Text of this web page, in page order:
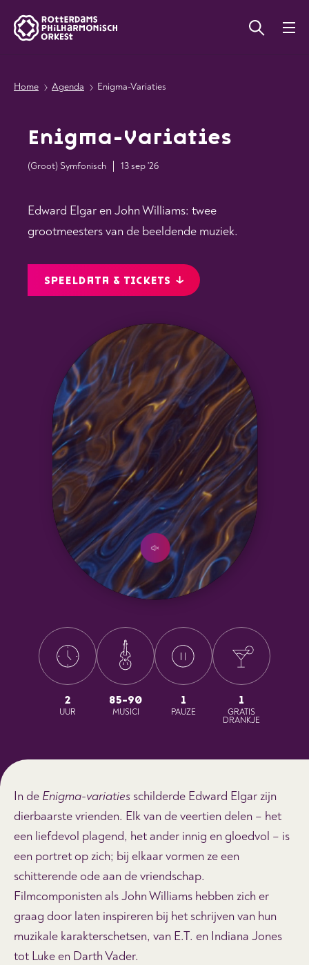
Home Agenda Enigma-Variaties
Enigma-Variaties
(Groot) Symfonisch 13 sep '26
Edward Elgar en John Williams: twee
grootmeesters van de beeldende muziek.
SPEELDATA & TICKETS
2
UUR
85-90
MUSICI
1
PAUZE
1
GRATIS
DRANKJE
In de Enigma-variaties schilderde Edward Elgar zijn
dierbaarste vrienden. Elk van de veertien delen – het
een liefdevol plagend, het ander innig en gloedvol – is
een portret op zich; bij elkaar vormen ze een
schitterende ode aan de vriendschap.
Filmcomponisten als John Williams hebben zich er
graag door laten inspireren bij het schrijven van hun
muzikale karakterschetsen, van E.T. en Indiana Jones
tot Luke en Darth Vader.